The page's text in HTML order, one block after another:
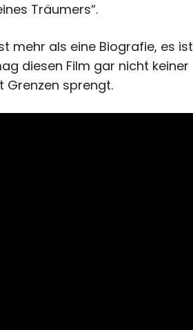
Träumers“.
mehr als eine Biografie, es ist
diesen Film gar nicht keiner
Grenzen sprengt.